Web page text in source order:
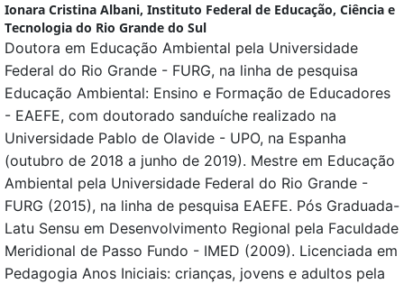
Ionara Cristina Albani, Instituto Federal de Educação, Ciência e
Tecnologia do Rio Grande do Sul
Doutora em Educação Ambiental pela Universidade
Federal do Rio Grande - FURG, na linha de pesquisa
Educação Ambiental: Ensino e Formação de Educadores
- EAEFE, com doutorado sanduíche realizado na
Universidade Pablo de Olavide - UPO, na Espanha
(outubro de 2018 a junho de 2019). Mestre em Educação
Ambiental pela Universidade Federal do Rio Grande -
FURG (2015), na linha de pesquisa EAEFE. Pós Graduada-
Latu Sensu em Desenvolvimento Regional pela Faculdade
Meridional de Passo Fundo - IMED (2009). Licenciada em
Pedagogia Anos Iniciais: crianças, jovens e adultos pela